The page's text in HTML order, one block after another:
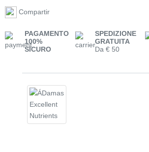
Compartir
PAGAMENTO
100%
SICURO
SPEDIZIONE
GRATUITA
Da € 50